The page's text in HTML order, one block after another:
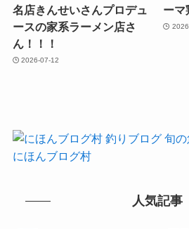
名店きんせいさんプロデュ
ースの家系ラーメン店さ
ん！！！
2026-07-12
ーマ
にほんブログ村
人気記事